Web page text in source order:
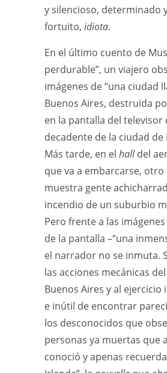
y silencioso, determinado
fortuito, idiota.
En el último cuento de
perdurable”, un viajero
imágenes de “una ciudad
Buenos Aires, destruida
en la pantalla del televisor
decadente de la ciudad de
Más tarde, en el halldel
que va a embarcarse,
muestra gente
incendio de un suburbio
Pero frente a las
de la pantalla –“una
el narrador no se inmuta.
las acciones mecánicas
Buenos Aires y al
e inútil de encontrar
los desconocidos que
personas ya muertas que
conoció y apenas